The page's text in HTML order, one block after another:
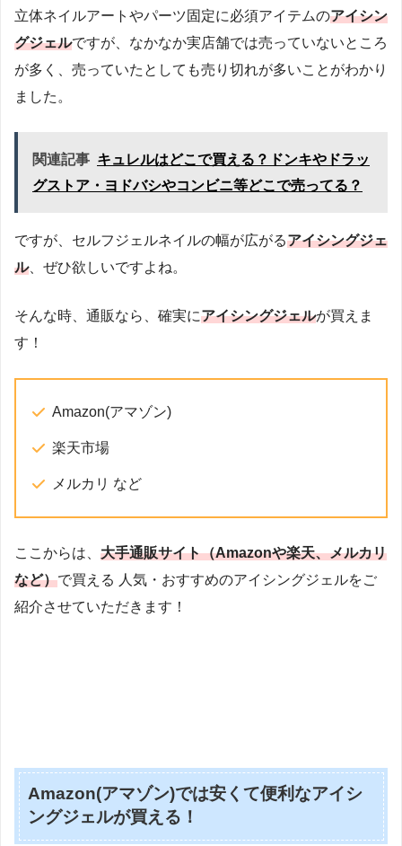
立体ネイルアートやパーツ固定に必須アイテムのアイシン
グジェルですが、なかなか実店舗では売っていないところ
が多く、売っていたとしても売り切れが多いことがわかり
ました。
関連記事 キュレルはどこで買える？ドンキやドラッ
グストア・ヨドバシやコンビニ等どこで売ってる？
ですが、セルフジェルネイルの幅が広がるアイシングジェ
ル、ぜひ欲しいですよね。
そんな時、通販なら、確実にアイシングジェルが買えま
す！
Amazon(アマゾン)
楽天市場
メルカリ など
ここからは、 大手通販サイト（Amazonや楽天、メルカリ
など）で買える 人気・おすすめのアイシングジェルをご
紹介させていただきます！
Amazon(アマゾン)では安くて便利なアイシ
ングジェルが買える！